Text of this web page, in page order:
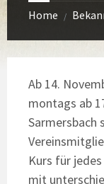
Home /
Ab 14.
montags ab
Kurs für
mit